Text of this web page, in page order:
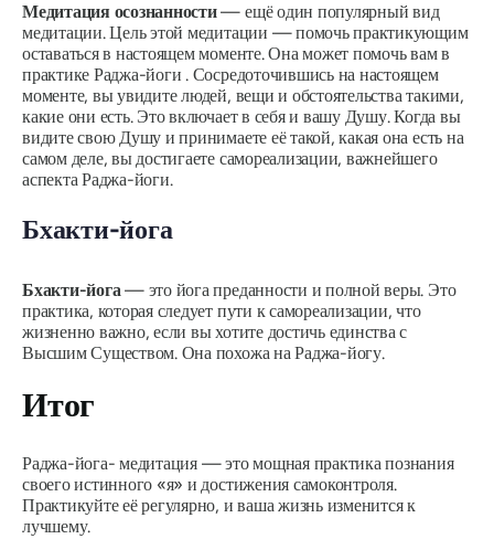
Медитация осознанности— ещё один популярный вид
медитации. Цель этой медитации — помочь практикующим
оставаться в настоящем моменте. Она может помочь вам в
практике Раджа-йоги . Сосредоточившись на настоящем
моменте, вы увидите людей, вещи и обстоятельства такими,
какие они есть. Это включает в себя и вашу Душу. Когда вы
видите свою Душу и принимаете её такой, какая она есть на
самом деле, вы достигаете самореализации, важнейшего
аспектаРаджа-йоги.
Бхакти-йога
Бхакти-йога— это йога преданности и полной веры. Это
практика, которая следует пути к самореализации, что
жизненно важно, если вы хотите достичь единства с
Высшим Существом. Она похожа наРаджа-йогу.
Итог
Раджа-йога- медитация — это мощная практика познания
своего истинного «я» и достижения самоконтроля.
Практикуйте её регулярно, и ваша жизнь изменится к
лучшему.